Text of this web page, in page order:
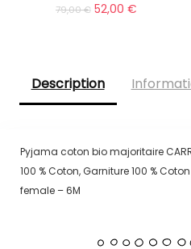
79,00€ 52,00 €
Description
Pyjama coton bio majoritaire
100 % Coton, Garniture 100 % Coton
female – 6M